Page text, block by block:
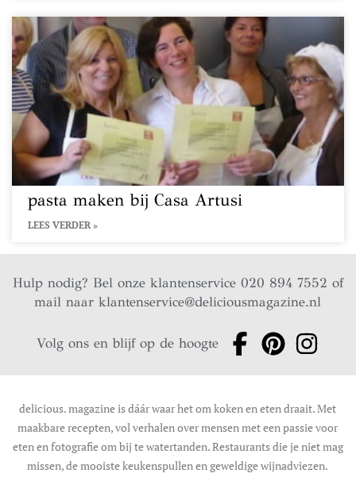
pasta maken bij Casa Artusi
LEES VERDER »
Hulp nodig? Bel onze klantenservice 020 894 7552 of
mail naarklantenservice@deliciousmagazine.nl
Volg ons en blijf op de hoogte
delicious. magazine is dáár waar het om koken en eten draait. Met
maakbare recepten, vol verhalen over mensen met een passie voor
eten en fotografie om bij te watertanden. Restaurants die je niet mag
missen, de mooiste keukenspullen en geweldige wijnadviezen.